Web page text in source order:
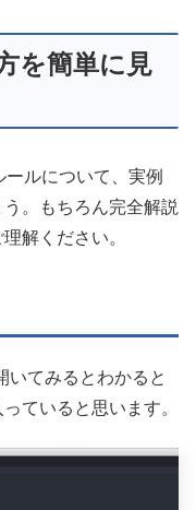
を簡単に見
ルについて、実例
。もちろん完全解説
解ください。
いてみるとわかると
ていると思います。